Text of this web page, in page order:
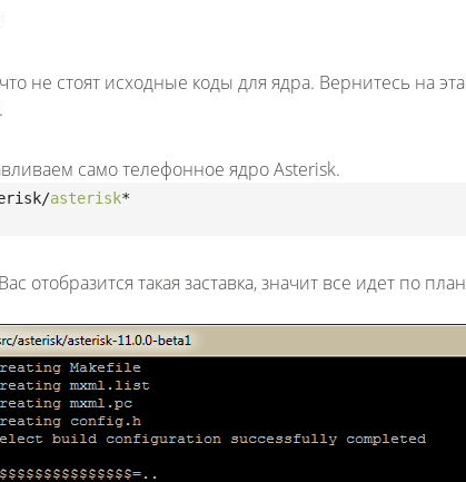
не стоят исходные коды для ядра. Вернитесь на
само телефонное ядро Asterisk.
asterisk*
отобразится такая заставка, значит все идет по